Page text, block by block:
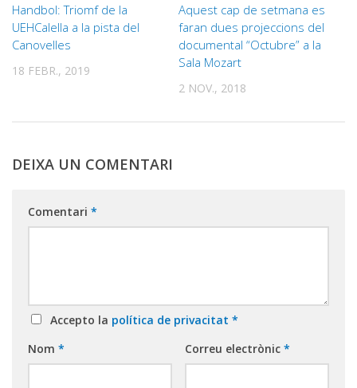
Handbol: Triomf de la
UEHCalella a la pista del
Canovelles
18 FEBR., 2019
Aquest cap de setmana es
faran dues projeccions del
documental “Octubre” a la
Sala Mozart
2 NOV., 2018
DEIXA UN COMENTARI
Comentari *
Accepto la política de privacitat *
Nom * Correu electrònic *